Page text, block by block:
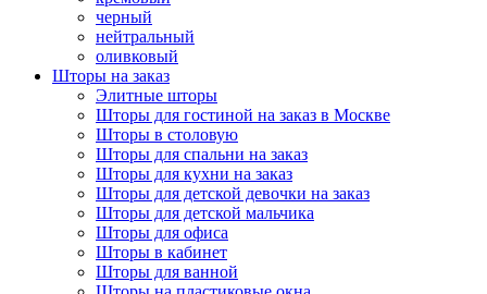
черный
нейтральный
оливковый
Шторы на заказ
Элитные шторы
Шторы для гостиной на заказ в Москве
Шторы в столовую
Шторы для спальни на заказ
Шторы для кухни на заказ
Шторы для детской девочки на заказ
Шторы для детской мальчика
Шторы для офиса
Шторы в кабинет
Шторы для ванной